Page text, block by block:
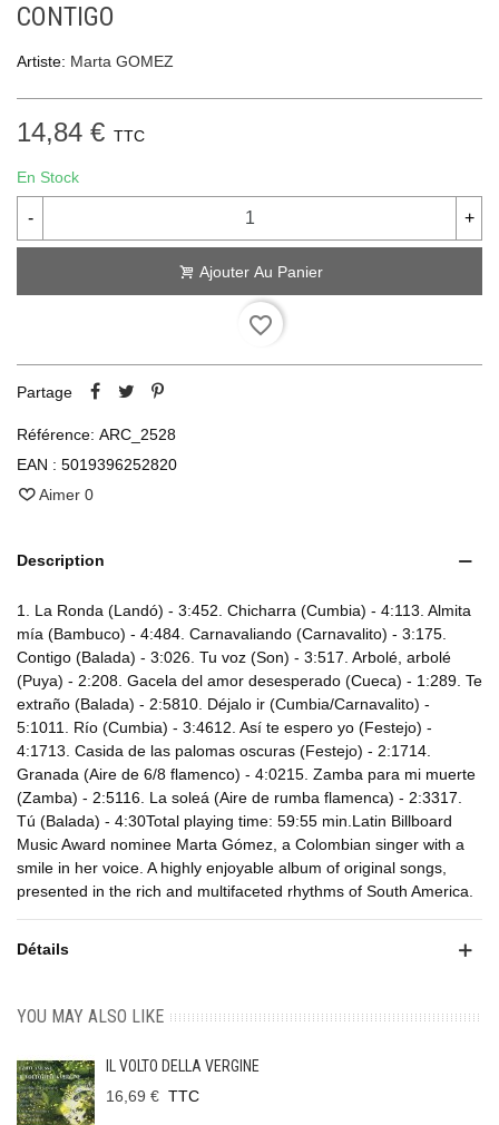
CONTIGO
Artiste: Marta GOMEZ
14,84 € TTC
En Stock
- +
Ajouter Au Panier
favorite_border
Partage
Référence: ARC_2528
EAN : 5019396252820
Aimer 0
Description
1. La Ronda (Landó) - 3:452. Chicharra (Cumbia) - 4:113. Almita
mía (Bambuco) - 4:484. Carnavaliando (Carnavalito) - 3:175.
Contigo (Balada) - 3:026. Tu voz (Son) - 3:517. Arbolé, arbolé
(Puya) - 2:208. Gacela del amor desesperado (Cueca) - 1:289. Te
extraño (Balada) - 2:5810. Déjalo ir (Cumbia/Carnavalito) -
5:1011. Río (Cumbia) - 3:4612. Así te espero yo (Festejo) -
4:1713. Casida de las palomas oscuras (Festejo) - 2:1714.
Granada (Aire de 6/8 flamenco) - 4:0215. Zamba para mi muerte
(Zamba) - 2:5116. La soleá (Aire de rumba flamenca) - 2:3317.
Tú (Balada) - 4:30Total playing time: 59:55 min.Latin Billboard
Music Award nominee Marta Gómez, a Colombian singer with a
smile in her voice. A highly enjoyable album of original songs,
presented in the rich and multifaceted rhythms of South America.
Détails
YOU MAY ALSO LIKE
IL VOLTO DELLA VERGINE
16,69 € TTC